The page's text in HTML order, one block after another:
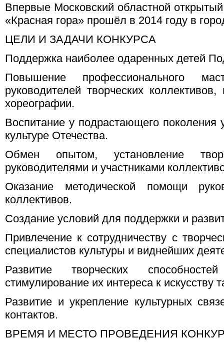
Впервые Московский областной
«Красная гора» прошёл в 2014 году в
ЦЕЛИ И ЗАДАЧИ КОНКУРСА
Поддержка наиболее одаренных детей
Повышение профессионального
руководителей творческих
хореографии.
Воспитание у подрастающего
культуре Отечества.
Обмен опытом, установление
руководителями и участниками
Оказание методической помощи
коллективов.
Создание условий для поддержки и
Привлечение к сотрудничеству с
специалистов культуры и виднейших
Развитие творческих
стимулирование их интереса к искусству
Развитие и укрепление культурных
контактов.
ВРЕМЯ И МЕСТО ПРОВЕДЕНИЯ